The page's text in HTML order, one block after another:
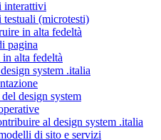
interattivi
testuali (microtesti)
in alta fedeltà
pagina
alta fedeltà
system .italia
design system
al design system .italia
di sito e servizi